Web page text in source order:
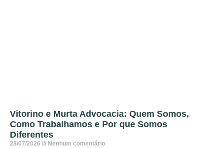
Vitorino e Murta Advocacia: Quem Somos,
Como Trabalhamos e Por que Somos
Diferentes
28/07/2026 Nenhum comentário